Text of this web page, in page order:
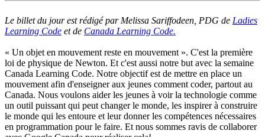
Le billet du jour est rédigé par Melissa Sariffodeen, PDG de Ladies
Learning Code et de Canada Learning Code.
« Un objet en mouvement reste en mouvement ». C'est la première
loi de physique de Newton. Et c'est aussi notre but avec la semaine
Canada Learning Code. Notre objectif est de mettre en place un
mouvement afin d'enseigner aux jeunes comment coder, partout au
Canada. Nous voulons aider les jeunes à voir la technologie comme
un outil puissant qui peut changer le monde, les inspirer à construire
le monde qui les entoure et leur donner les compétences nécessaires
en programmation pour le faire. Et nous sommes ravis de collaborer